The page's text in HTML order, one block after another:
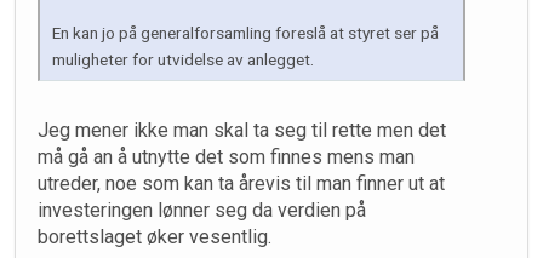
En kan jo på generalforsamling foreslå at styret ser på
muligheter for utvidelse av anlegget.
Jeg mener ikke man skal ta seg til rette men det
må gå an å utnytte det som finnes mens man
utreder, noe som kan ta årevis til man finner ut at
investeringen lønner seg da verdien på
borettslaget øker vesentlig.